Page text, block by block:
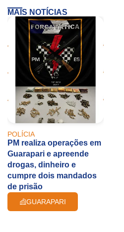
MAIS NOTÍCIAS
POLÍCIA
PM realiza operações em
Guarapari e apreende
drogas, dinheiro e
cumpre dois mandados
de prisão
GUARAPARI